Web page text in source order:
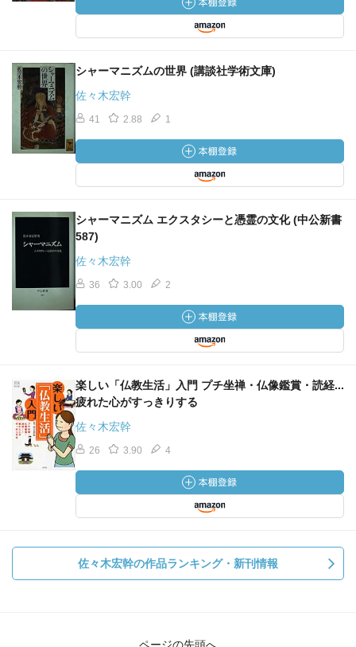
シャーマニズムの世界 (講談社学術文庫)
佐々木宏幹
41 2.88 1
シャーマニズム エクスタシーと憑霊の文化 (中公新書
587)
佐々木宏幹
36 3.00 2
楽しい「仏教生活」入門 プチ坐禅・仏像鑑賞・読経...
疲れた心がすっきりする
佐々木宏幹
26 3.90 4
佐々木宏幹の作品ランキング・新刊情報